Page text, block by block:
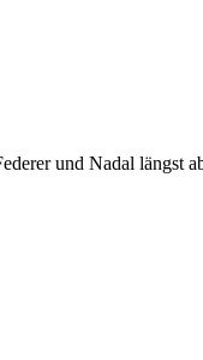
und Nadal längst